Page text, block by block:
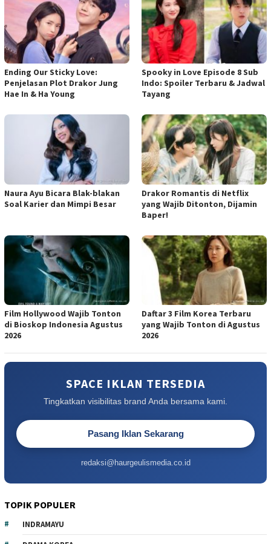
Ending Our Sticky Love:
Penjelasan Plot Drakor Jung
Hae In & Ha Young
Spooky in Love Episode 8 Sub
Indo: Spoiler Terbaru & Jadwal
Tayang
Naura Ayu Bicara Blak-blakan
Soal Karier dan Mimpi Besar
Drakor Romantis di Netflix
yang Wajib Ditonton, Dijamin
Baper!
Film Hollywood Wajib Tonton
di Bioskop Indonesia Agustus
2026
Daftar 3 Film Korea Terbaru
yang Wajib Tonton di Agustus
2026
SPACE IKLAN TERSEDIA
Tingkatkan visibilitas brand Anda bersama kami.
Pasang Iklan Sekarang
redaksi@haurgeulismedia.co.id
TOPIK POPULER
INDRAMAYU